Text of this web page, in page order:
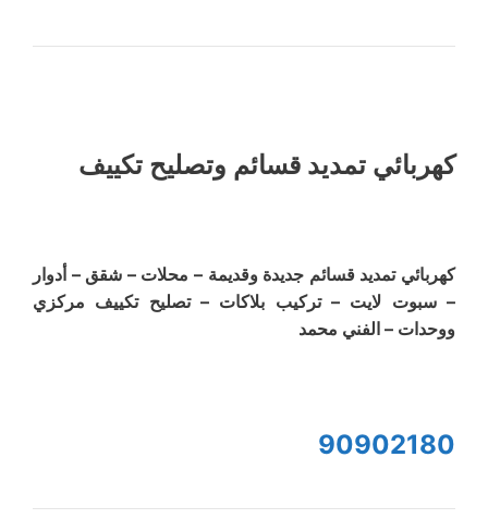
كهربائي تمديد قسائم وتصليح تكييف
كهربائي تمديد قسائم جديدة وقديمة – محلات – شقق – أدوار
– سبوت لايت – تركيب بلاكات – تصليح تكييف مركزي
ووحدات – الفني محمد
90902180